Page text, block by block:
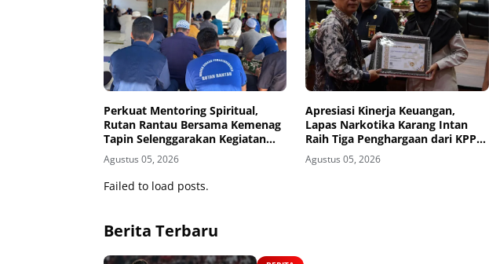
Perkuat Mentoring Spiritual,
Rutan Rantau Bersama Kemenag
Tapin Selenggarakan Kegiatan
Tausyiah
Agustus 05, 2026
Apresiasi Kinerja Keuangan,
Lapas Narkotika Karang Intan
Raih Tiga Penghargaan dari KPPN
Banjarmasin
Agustus 05, 2026
Failed to load posts.
Berita Terbaru